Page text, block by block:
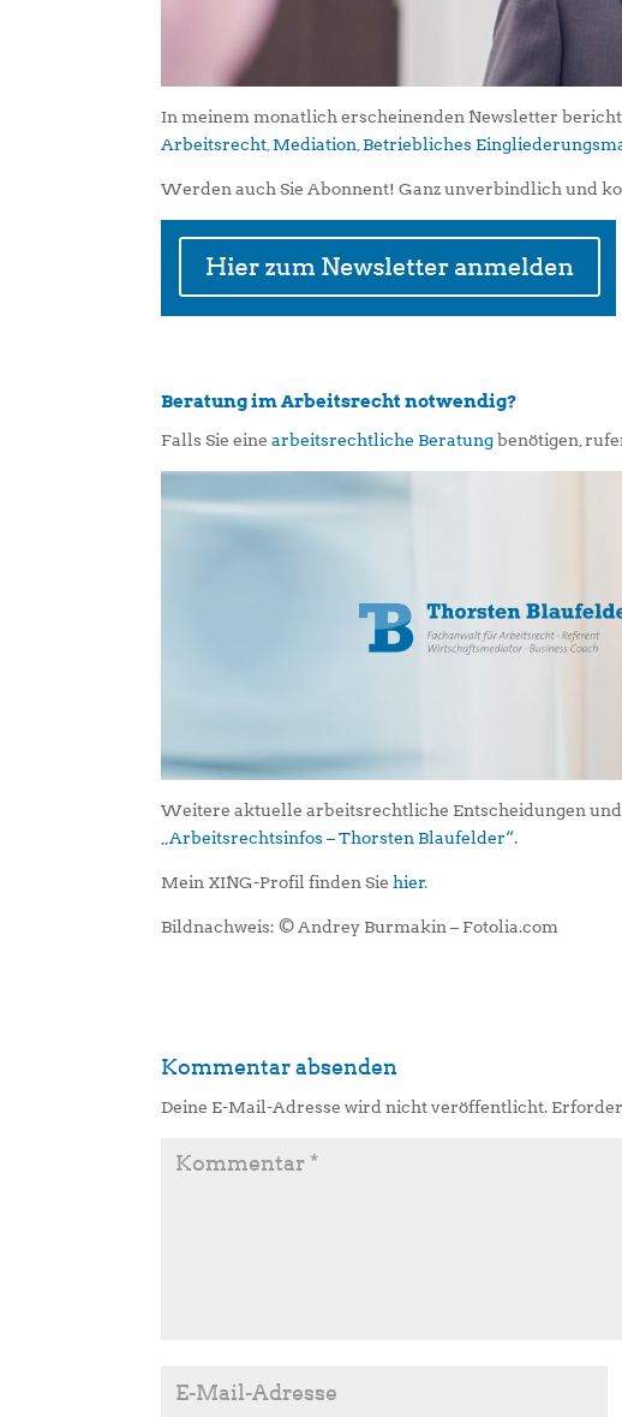
In meinem monatlich erscheinenden Newsletter
Arbeitsrecht Mediation Betriebliches
Werden auch Sie Abonnent! Ganz unverbindlich und
Beratung im Arbeitsrecht notwendig?
Falls Sie einearbeitsrechtliche Beratungbenötigen,
Weitere aktuelle arbeitsrechtliche Entscheidungen
„Arbeitsrechtsinfos – Thorsten Blaufelder“.
Mein XING-Profil finden Siehier.
Bildnachweis: © Andrey Burmakin – Fotolia.com
Kommentar absenden
Deine E-Mail-Adresse wird nicht veröffentlicht.